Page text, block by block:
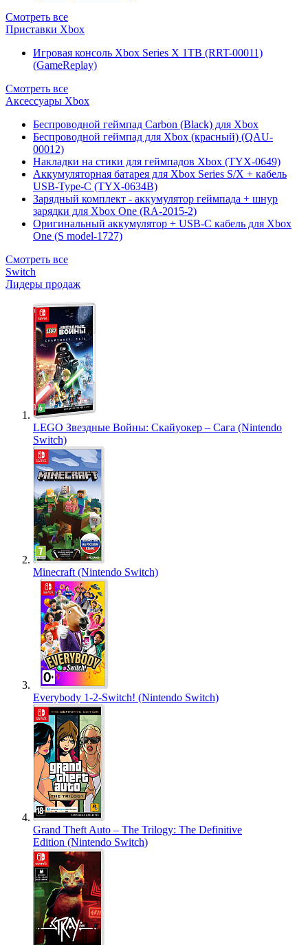
Смотреть все
Приставки Xbox
Игровая консоль Xbox Series X 1TB (RRT-00011)
(GameReplay)
Смотреть все
Аксессуары Xbox
Беспроводной геймпад Carbon (Black) для Xbox
Беспроводной геймпад для Xbox (красный) (QAU-
00012)
Накладки на стики для геймпадов Xbox (TYX-0649)
Аккумуляторная батарея для Xbox Series S/X + кабель
USB-Type-C (TYX-0634B)
Зарядный комплект - аккумулятор геймпада + шнур
зарядки для Xbox One (RA-2015-2)
Оригинальный аккумулятор + USB-C кабель для Xbox
One (S model-1727)
Смотреть все
Switch
Лидеры продаж
LEGO Звездные Войны: Скайуокер – Сага (Nintendo
Switch)
Minecraft (Nintendo Switch)
Everybody 1-2-Switch! (Nintendo Switch)
Grand Theft Auto – The Trilogy: The Definitive
Edition (Nintendo Switch)